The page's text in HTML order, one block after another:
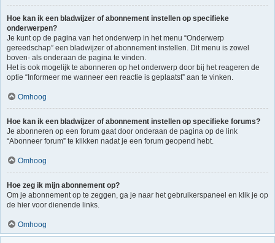
Hoe kan ik een bladwijzer of abonnement instellen op specifieke
onderwerpen?
Je kunt op de pagina van het onderwerp in het menu “Onderwerp
gereedschap” een bladwijzer of abonnement instellen. Dit menu is zowel
boven- als onderaan de pagina te vinden.
Het is ook mogelijk te abonneren op het onderwerp door bij het reageren de
optie “Informeer me wanneer een reactie is geplaatst” aan te vinken.
Omhoog
Hoe kan ik een bladwijzer of abonnement instellen op specifieke forums?
Je abonneren op een forum gaat door onderaan de pagina op de link
“Abonneer forum” te klikken nadat je een forum geopend hebt.
Omhoog
Hoe zeg ik mijn abonnement op?
Om je abonnement op te zeggen, ga je naar het gebruikerspaneel en klik je op
de hier voor dienende links.
Omhoog